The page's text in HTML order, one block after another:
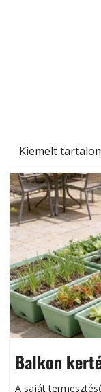
Kiemelt
Balkon
A saját